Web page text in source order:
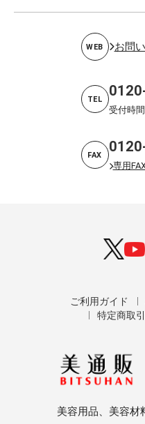
WEB お問
TEL
受付時
FAX
専用
ご利用ガイド
特定商取
美容用品、美容材